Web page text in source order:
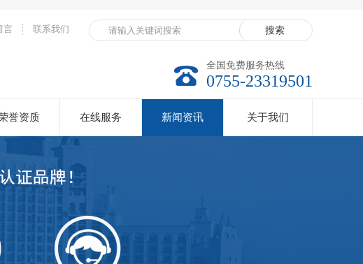
言 联系我们
全国免费服务热线
0755-23319501
誉资质 在线服务 新闻资讯 关于我们